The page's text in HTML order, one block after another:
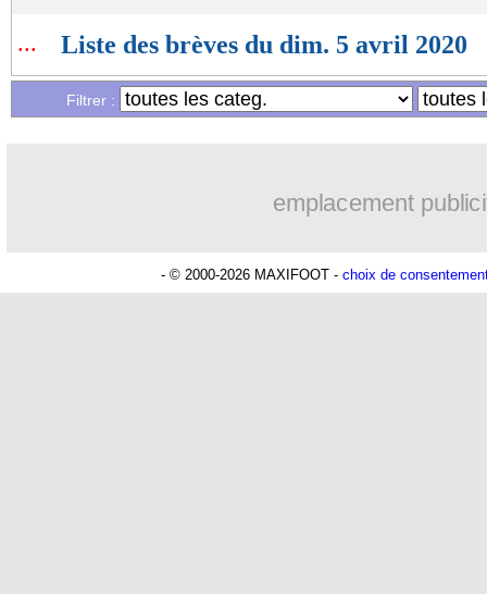
... Liste des brèves du dim. 5 avril 2020
Filtrer :
emplacement
- © 2000-2026 MAXIFOOT - choix de